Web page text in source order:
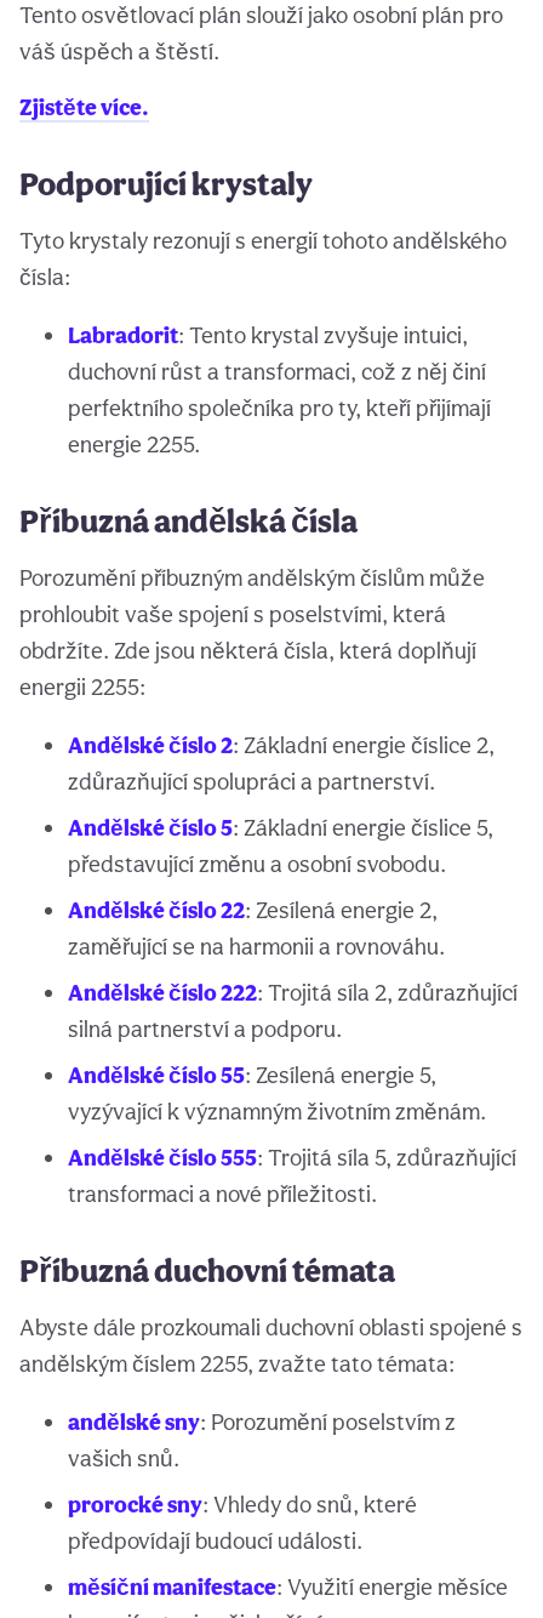
Tento osvětlovací plán slouží jako osobní plán pro
váš úspěch a štěstí.
Zjistěte více.
Podporující krystaly
Tyto krystaly rezonují s energií tohoto andělského
čísla:
Labradorit: Tento krystal zvyšuje intuici,
duchovní růst a transformaci, což z něj činí
perfektního společníka pro ty, kteří přijímají
energie 2255.
Příbuzná andělská čísla
Porozumění příbuzným andělským číslům může
prohloubit vaše spojení s poselstvími, která
obdržíte. Zde jsou některá čísla, která doplňují
energii 2255:
Andělské číslo 2: Základní energie číslice 2,
zdůrazňující spolupráci a partnerství.
Andělské číslo 5: Základní energie číslice 5,
představující změnu a osobní svobodu.
Andělské číslo 22: Zesílená energie 2,
zaměřující se na harmonii a rovnováhu.
Andělské číslo 222: Trojitá síla 2, zdůrazňující
silná partnerství a podporu.
Andělské číslo 55: Zesílená energie 5,
vyzývající k významným životním změnám.
Andělské číslo 555: Trojitá síla 5, zdůrazňující
transformaci a nové příležitosti.
Příbuzná duchovní témata
Abyste dále prozkoumali duchovní oblasti spojené s
andělským číslem 2255, zvažte tato témata:
andělské sny: Porozumění poselstvím z
vašich snů.
prorocké sny: Vhledy do snů, které
předpovídají budoucí události.
měsíční manifestace: Využití energie měsíce